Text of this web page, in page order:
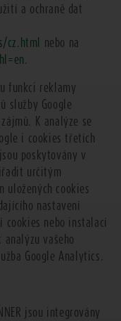
a ochraně dat
nebo na
.
funkci reklamy
služby Google
K analýze se
i cookies třetích
poskytovány v
určitým
uložených cookies
nastavení
cookies nebo instalací
vašeho
Google Analytics.
jsou integrovány